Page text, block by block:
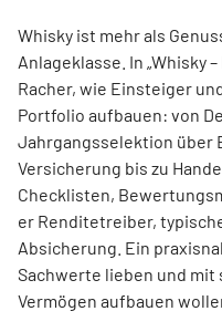
Whisky ist mehr als
Anlageklasse. In „Whisky
Racher, wie Einsteiger
Portfolio aufbauen: von
Jahrgangsselektion über
Versicherung bis zu
Checklisten,
er Renditetreiber,
Absicherung. Ein
Sachwerte lieben und
Vermögen aufbauen